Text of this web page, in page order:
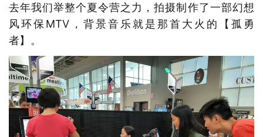
去年我们举整个夏令营之力，拍摄制作了一部幻想
风环保MTV，背景音乐就是那首大火的【孤勇
者】。